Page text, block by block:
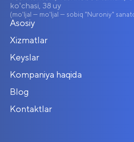
koʻchasi, 38 uy
(mo'ljal — mo'ljal — sobiq "Nuroniy"
Asosiy
Xizmatlar
Keyslar
Kompaniya haqida
Blog
Kontaktlar